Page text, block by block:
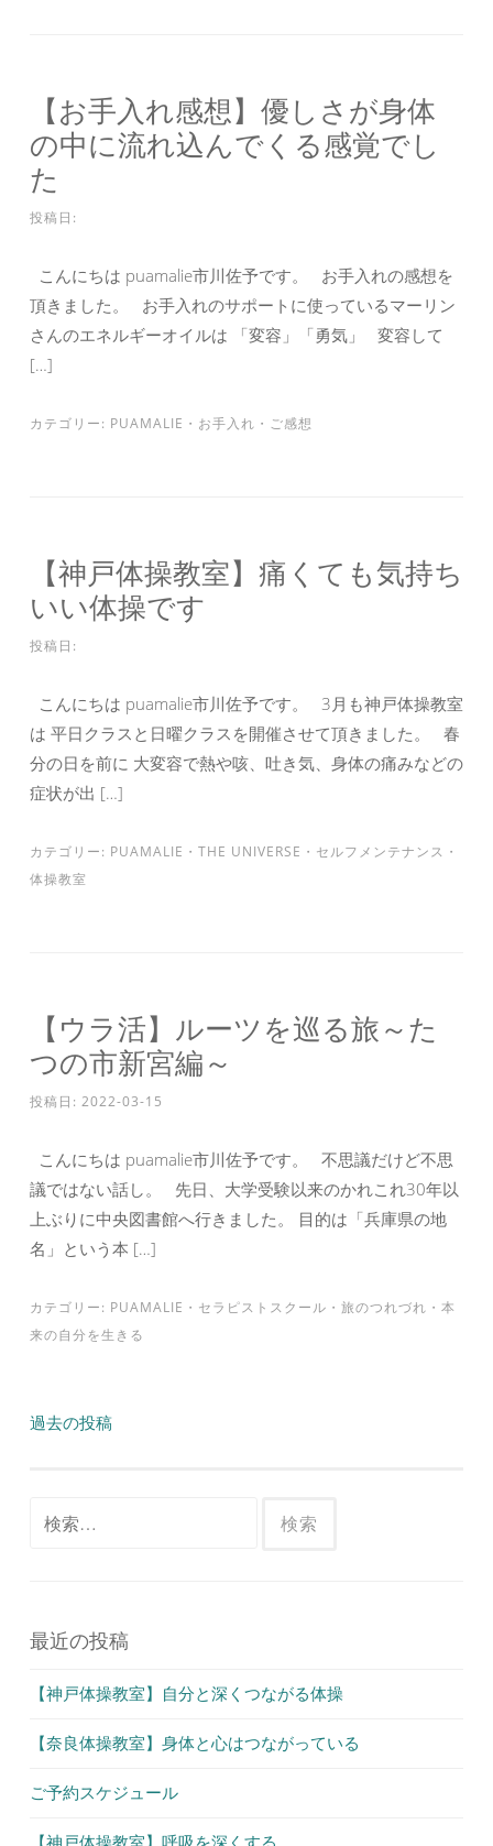
【お手入れ感想】優しさが身体
の中に流れ込んでくる感覚でし
た
投稿日:
こんにちは puamalie市川佐予です。 お手入れの感想を
頂きました。 お手入れのサポートに使っているマーリン
さんのエネルギーオイルは 「変容」「勇気」 変容して
[…]
カテゴリー: PUAMALIE ・ お手入れ ・ ご感想
【神戸体操教室】痛くても気持ち
いい体操です
投稿日:
こんにちは puamalie市川佐予です。 3月も神戸体操教室
は 平日クラスと日曜クラスを開催させて頂きました。 春
分の日を前に 大変容で熱や咳、吐き気、身体の痛みなどの
症状が出 […]
カテゴリー: PUAMALIE ・ THE UNIVERSE ・ セルフメンテナンス ・
体操教室
【ウラ活】ルーツを巡る旅～た
つの市新宮編～
投稿日: 2022-03-15
こんにちは puamalie市川佐予です。 不思議だけど不思
議ではない話し。 先日、大学受験以来のかれこれ30年以
上ぶりに中央図書館へ行きました。 目的は「兵庫県の地
名」という本 […]
カテゴリー: PUAMALIE ・ セラピストスクール ・ 旅のつれづれ ・ 本
来の自分を生きる
投
ビ
ゲ
ョ
ン
過去の投稿
最近の投稿
【神戸体操教室】自分と深くつながる体操
【奈良体操教室】身体と心はつながっている
ご予約スケジュール
【神戸体操教室】呼吸を深くする